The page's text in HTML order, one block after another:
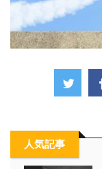
人気記事